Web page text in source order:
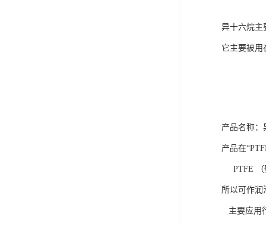
异十六烷主
它主要被用
产品名称：
产品在
PTFE （
所以可作润
主要应用